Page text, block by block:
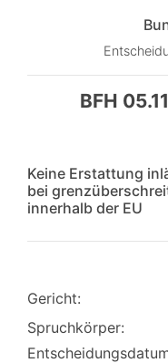
BFH
Keine Erstattung
bei
innerhalb der EU
Gericht:
Spruchkörper: